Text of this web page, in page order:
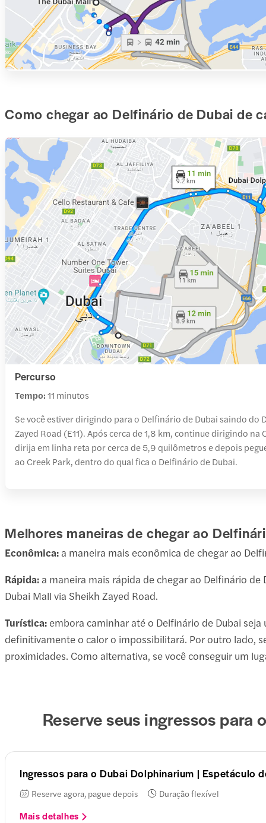
Como chegar ao Delfinário de Dubai de
Percurso
Tempo:11 minutos
Se você estiver dirigindo para o Delfinário de Dubai saindo do
Zayed Road (E11). Após cerca de 1,8 km, continue dirigindo
dirija em linha reta por cerca de 5,9 quilômetros e depois
ao Creek Park, dentro do qual fica o Delfinário de Dubai.
Melhores maneiras de chegar ao
Econômica:a maneira mais econômica de chegar ao
Rápida:a maneira mais rápida de chegar ao Delfinário
Dubai Mall via Sheikh Zayed Road.
Turística: embora caminhar até o Delfinário de Dubai
definitivamente o calor o impossibilitará. Por outro lado,
proximidades. Como alternativa, se você conseguir um
Reserve seus ingressos para
Ingressos para o Dubai Dolphinarium | Espetáculo
Reserve agora, pague depois Duração flexível
Mais detalhes